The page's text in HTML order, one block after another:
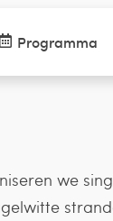
we
Programma